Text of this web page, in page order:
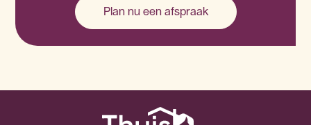
Plan nu een afspraak